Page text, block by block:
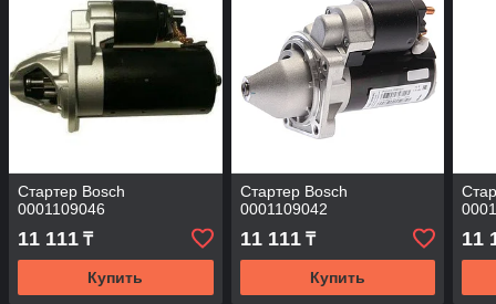
Стартер Bosch
0001109046
11 111 ₸
Купить
Стартер Bosch
0001109042
11 111₸
Купить
11